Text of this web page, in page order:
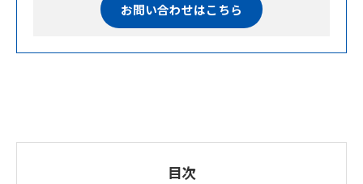
お問い合わせはこちら
目次